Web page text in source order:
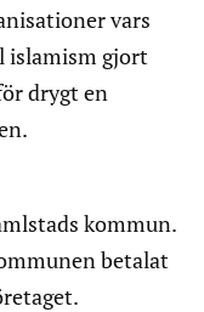
vars
islamism gjort
drygt en
kommun.
betalat